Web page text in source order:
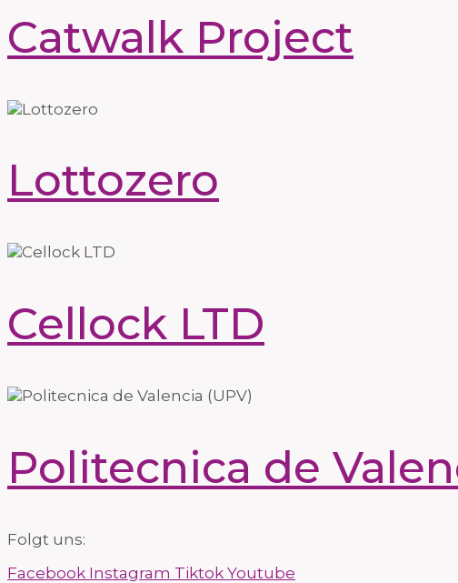
Catwalk Project
Lottozero
Cellock LTD
Politecnica de
Folgt uns:
Facebook Instagram Tiktok Youtube